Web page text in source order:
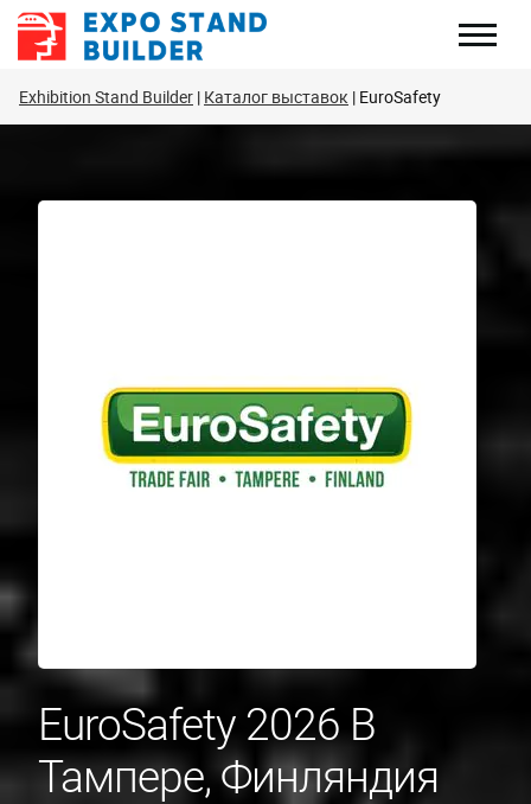
Перейти
Exhibition Stand Builder Каталог выставок EuroSafety
EuroSafety 2026 В
Тампере, Финляндия